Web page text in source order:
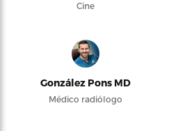
Cine
González Pons MD
Médico radiólogo